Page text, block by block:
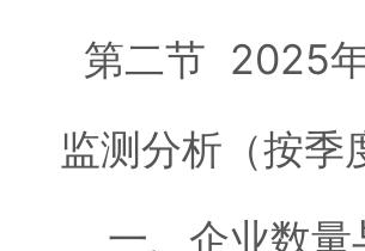
第二节 2025
监测分析（按季
一、企业数量